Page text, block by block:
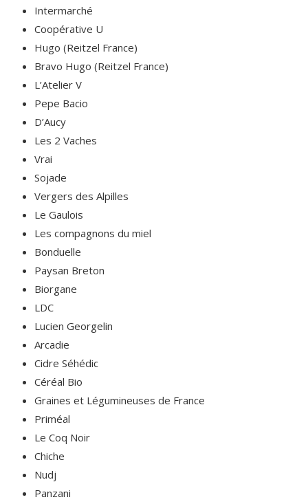
Intermarché
Coopérative U
Hugo (Reitzel France)
Bravo Hugo (Reitzel France)
L’Atelier V
Pepe Bacio
D’Aucy
Les 2 Vaches
Vrai
Sojade
Vergers des Alpilles
Le Gaulois
Les compagnons du miel
Bonduelle
Paysan Breton
Biorgane
LDC
Lucien Georgelin
Arcadie
Cidre Séhédic
Céréal Bio
Graines et Légumineuses de France
Priméal
Le Coq Noir
Chiche
Nudj
Panzani